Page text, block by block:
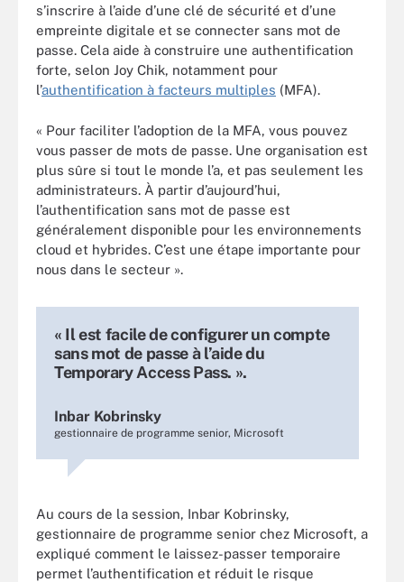
s’inscrire à l’aide d’une clé de sécurité et d’une
empreinte digitale et se connecter sans mot de
passe. Cela aide à construire une authentification
forte, selon Joy Chik, notamment pour
l’authentification à facteurs multiples (MFA).
« Pour faciliter l’adoption de la MFA, vous pouvez
vous passer de mots de passe. Une organisation est
plus sûre si tout le monde l’a, et pas seulement les
administrateurs. À partir d’aujourd’hui,
l’authentification sans mot de passe est
généralement disponible pour les environnements
cloud et hybrides. C’est une étape importante pour
nous dans le secteur ».
« Il est facile de configurer un compte
sans mot de passe à l’aide du
Temporary Access Pass. ».
Inbar Kobrinsky
gestionnaire de programme senior, Microsoft
Au cours de la session, Inbar Kobrinsky,
gestionnaire de programme senior chez Microsoft, a
expliqué comment le laissez-passer temporaire
permet l’authentification et réduit le risque